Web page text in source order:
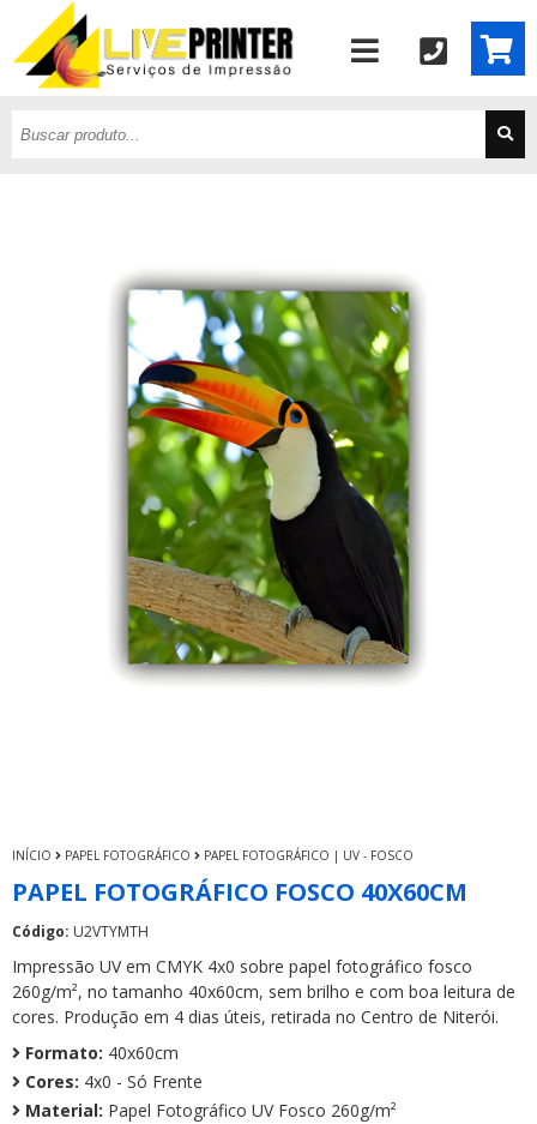
INÍCIO PAPEL FOTOGRÁFICO PAPEL FOTOGRÁFICO | UV - FOSCO
PAPEL FOTOGRÁFICO FOSCO 40X60CM
Código: U2VTYMTH
Impressão UV em CMYK 4x0 sobre papel fotográfico fosco
260g/m², no tamanho 40x60cm, sem brilho e com boa leitura de
cores. Produção em 4 dias úteis, retirada no Centro de Niterói.
Formato: 40x60cm
Cores: 4x0 - Só Frente
Material: Papel Fotográfico UV Fosco 260g/m²